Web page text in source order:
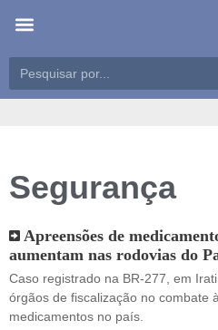
Segurança
Apreensões de
aumentam nas rodovias do
Caso registrado na BR-277, em
órgãos de fiscalização no combate
medicamentos no país.